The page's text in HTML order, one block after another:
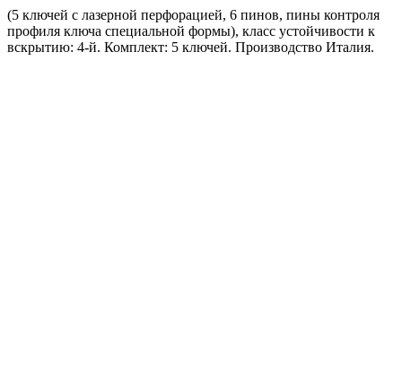
(5 ключей с лазерной перфорацией, 6 пинов, пины контроля
профиля ключа специальной формы), класс устойчивости к
вскрытию: 4-й. Комплект: 5 ключей. Производство Италия.